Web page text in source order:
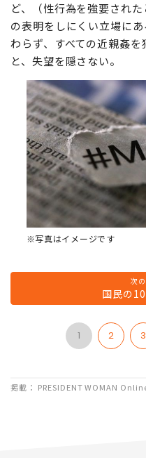
ど、（性行為を強要され
の表明をしにくい立場に
わらず、すべての近親姦を
と、失望を隠さない。
※写真はイメージです
次
国民の
1 2 3
掲載： PRESIDENT WOMAN